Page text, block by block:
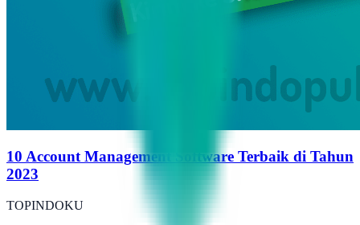
10 Account Management Software Terbaik di Tahun
2023
TOPINDOKU